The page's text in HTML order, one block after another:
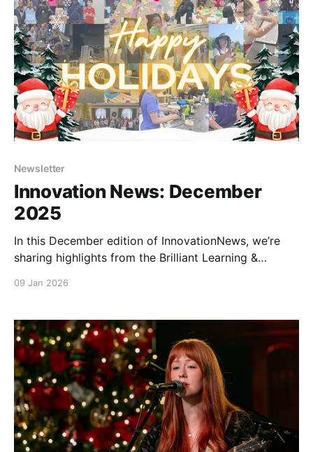
Newsletter
Innovation News: December
2025
In this December edition of InnovationNews, we’re
sharing highlights from the Brilliant Learning &
09 Jan 2026